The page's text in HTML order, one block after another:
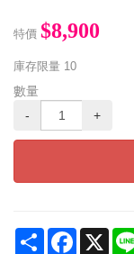
特價 $8,900
庫存限量 10
數量
-
+
Share Facebook
X